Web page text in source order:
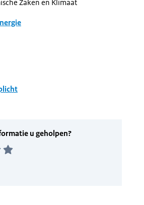
Zaken en Klimaat